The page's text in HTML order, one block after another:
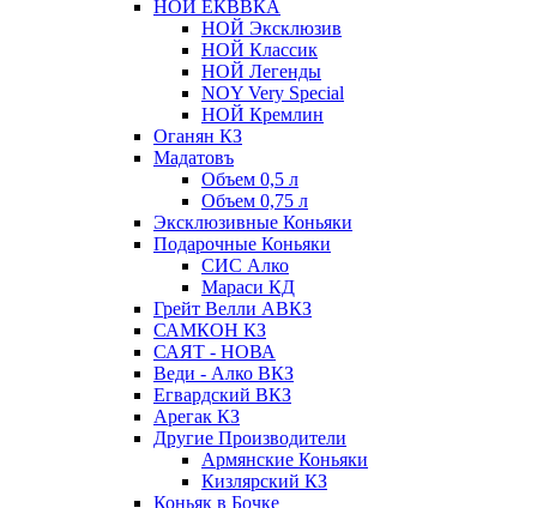
НОЙ ЕКВВКА
НОЙ Эксклюзив
НОЙ Классик
НОЙ Легенды
NOY Very Speсial
НОЙ Кремлин
Оганян КЗ
Мадатовъ
Объем 0,5 л
Объем 0,75 л
Эксклюзивные Коньяки
Подарочные Коньяки
СИС Алко
Мараси КД
Грейт Велли АВКЗ
САМКОН КЗ
САЯТ - НОВА
Веди - Алко ВКЗ
Егвардский ВКЗ
Арегак КЗ
Другие Производители
Армянские Коньяки
Кизлярский КЗ
Коньяк в Бочке